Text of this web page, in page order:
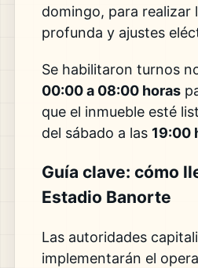
domingo, para realizar
profunda y ajustes
Se habilitaron turnos
00:00 a 08:00 horas
que el inmueble esté
del sábado a las 19:00
Guía clave: cómo
Estadio Banorte
Las autoridades
implementarán el